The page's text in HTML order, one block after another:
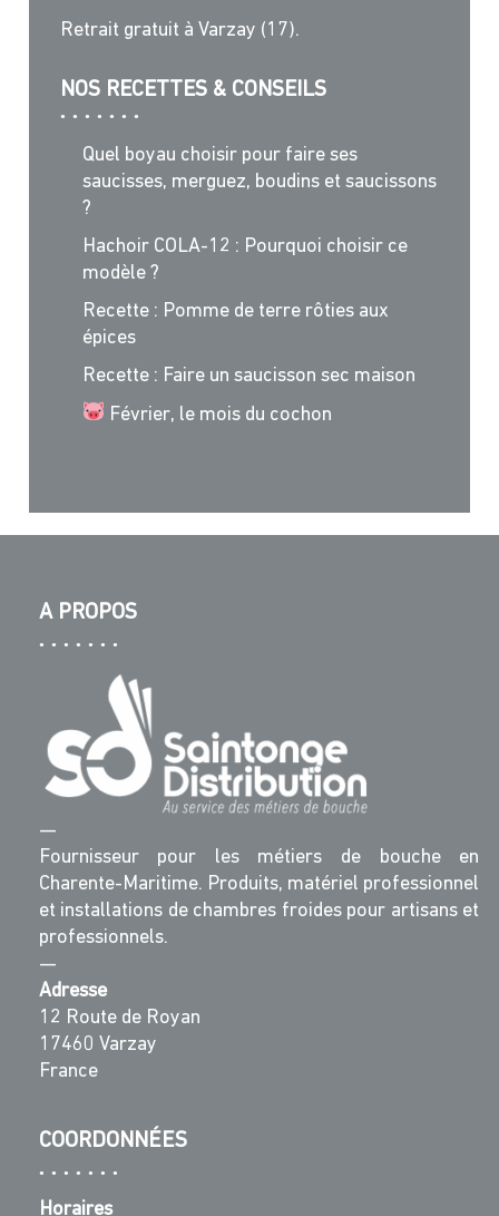
Retrait gratuit à Varzay (17).
NOS RECETTES & CONSEILS
Quel boyau choisir pour faire ses
saucisses, merguez, boudins et saucissons
?
Hachoir COLA-12 : Pourquoi choisir ce
modèle ?
Recette : Pomme de terre rôties aux
épices
Recette : Faire un saucisson sec maison
Février, le mois du cochon
A PROPOS
—
Fournisseur pour les métiers de bouche en
Charente-Maritime. Produits, matériel professionnel
et installations de chambres froides pour artisans et
professionnels.
—
Adresse
12 Route de Royan
17460 Varzay
France
COORDONNÉES
Horaires